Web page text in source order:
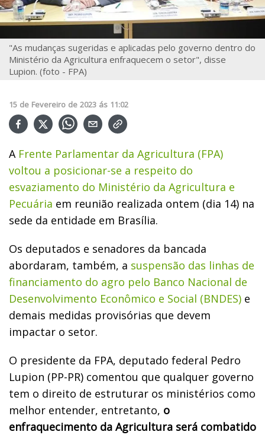
"As mudanças sugeridas e aplicadas pelo governo dentro do
Ministério da Agricultura enfraquecem o setor", disse
Lupion. (foto - FPA)
15 de Fevereiro de 2023 ás 11:02
A Frente Parlamentar da Agricultura (FPA)
voltou a posicionar-se a respeito do
esvaziamento do Ministério da Agricultura e
Pecuária em reunião realizada ontem (dia 14) na
sede da entidade em Brasília.
Os deputados e senadores da bancada
abordaram, também, a suspensão das linhas de
financiamento do agro pelo Banco Nacional de
Desenvolvimento Econômico e Social (BNDES) e
demais medidas provisórias que devem
impactar o setor.
O presidente da FPA, deputado federal Pedro
Lupion (PP-PR) comentou que qualquer governo
tem o direito de estruturar os ministérios como
melhor entender, entretanto, o
enfraquecimento da Agricultura será combatido